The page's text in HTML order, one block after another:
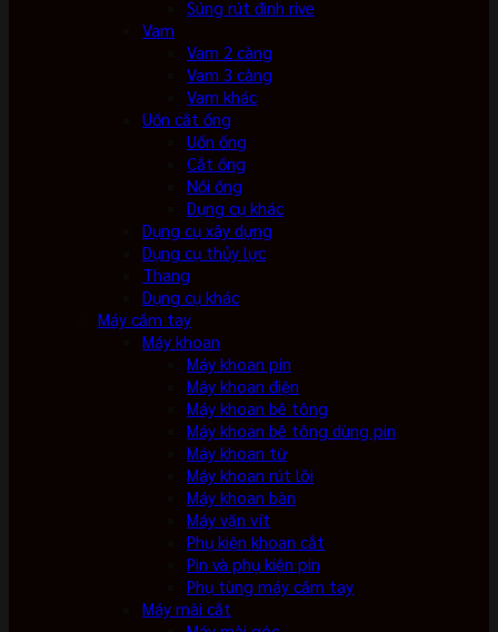
Súng rút đinh rive
Vam
Vam 2 càng
Vam 3 càng
Vam khác
Uốn cắt ống
Uốn ống
Cắt ống
Nối ống
Dụng cụ khác
Dụng cụ xây dựng
Dụng cụ thủy lực
Thang
Dụng cụ khác
Máy cầm tay
Máy khoan
Máy khoan pin
Máy khoan điện
Máy khoan bê tông
Máy khoan bê tông dùng pin
Máy khoan từ
Máy khoan rút lõi
Máy khoan bàn
Máy vặn vít
Phụ kiện khoan cắt
Pin và phụ kiện pin
Phụ tùng máy cầm tay
Máy mài cắt